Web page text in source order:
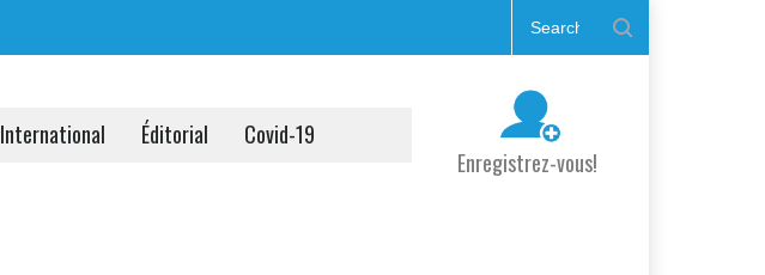
International Éditorial
Covid-19
Enregistrez-vous!